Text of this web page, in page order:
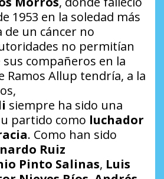
1953 en la soledad más
un cáncer no
no permitían
sus compañeros en la
Ramos Allup tendría, a la
siempre ha sido una
partido como luchador
. Como han sido
Ruiz
Pinto Salinas, Luis